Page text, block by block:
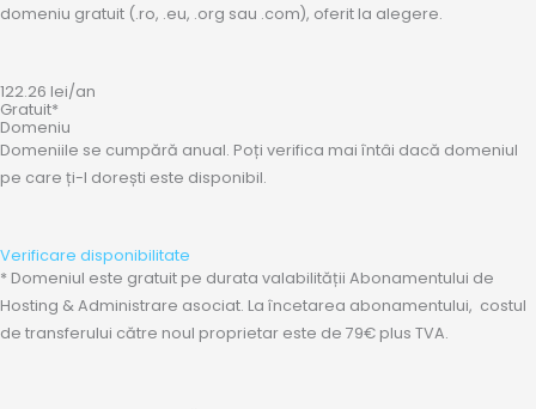
domeniu gratuit (.ro, .eu, .org sau .com), oferit la alegere.
122.26 lei/an
Gratuit*
Domeniu
Domeniile se cumpără anual. Poți verifica mai întâi dacă domeniul
pe care ți-l dorești este disponibil.
Verificare disponibilitate
* Domeniul este gratuit pe durata valabilității Abonamentului de
Hosting & Administrare asociat. La încetarea abonamentului, costul
de transferului către noul proprietar este de 79€ plus TVA.